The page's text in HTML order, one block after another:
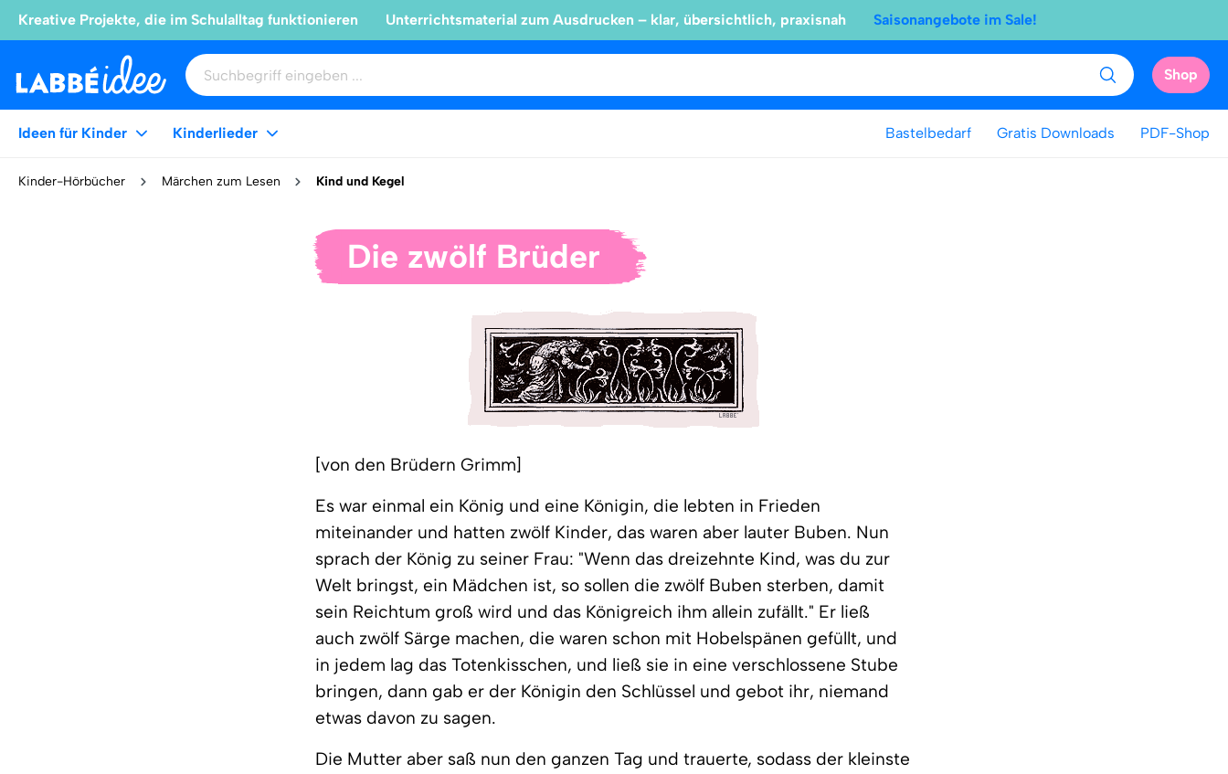
Kreative Projekte, die im Schulalltag funktionieren Unterrichtsmaterial zum Ausdrucken – klar, übersichtlich, praxisnah Saisonangebote im Sale!
Shop
Ideen für Kinder Kinderlieder Bastelbedarf Gratis Downloads PDF-Shop
Kinder-Hörbücher Märchen zum Lesen Kind und Kegel
Die zwölf Brüder
[von den Brüdern Grimm]
Es war einmal ein König und eine Königin, die lebten in Frieden
miteinander und hatten zwölf Kinder, das waren aber lauter Buben. Nun
sprach der König zu seiner Frau: "Wenn das dreizehnte Kind, was du zur
Welt bringst, ein Mädchen ist, so sollen die zwölf Buben sterben, damit
sein Reichtum groß wird und das Königreich ihm allein zufällt." Er ließ
auch zwölf Särge machen, die waren schon mit Hobelspänen gefüllt, und
in jedem lag das Totenkisschen, und ließ sie in eine verschlossene Stube
bringen, dann gab er der Königin den Schlüssel und gebot ihr, niemand
etwas davon zu sagen.
Die Mutter aber saß nun den ganzen Tag und trauerte, sodass der kleinste